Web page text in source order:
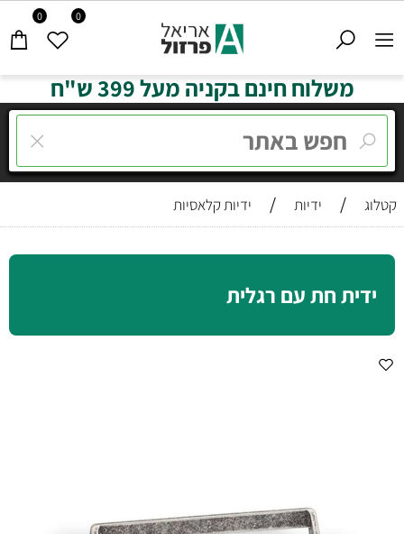
0 0
משלוח חינם בקניה מעל 399 ש"ח
קטלוג / ידיות / ידיות קלאסיות
ידית חת עם רגלית